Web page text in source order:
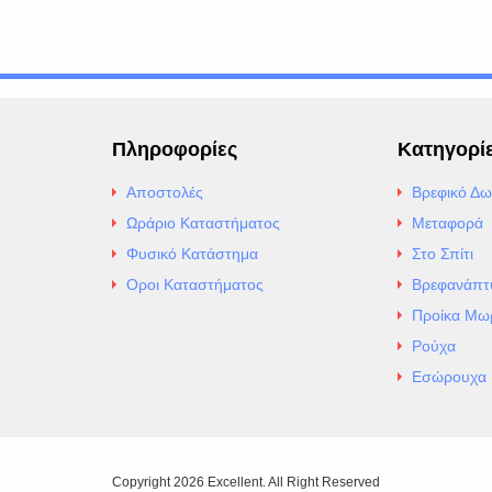
Πληροφορίες
Αποστολές
Ωράριο Καταστήματος
Φυσικό Κατάστημα
Οροι Καταστήματος
Βρεφικό
Μεταφορά
Στο Σπίτι
Προίκα
Ρούχα
Εσώρουχα
Copyright 2026 Excellent. All Right Reserved